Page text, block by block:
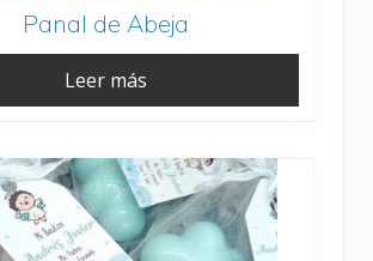
Panal de Abeja
Leer más